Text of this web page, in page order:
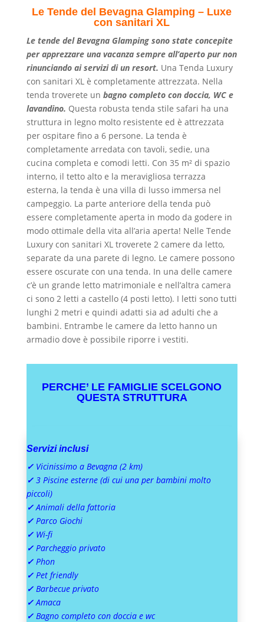
Le Tende del Bevagna Glamping – Luxe
con sanitari XL
Le tende del Bevagna Glamping sono state concepite
per apprezzare una vacanza sempre all’aperto pur non
rinunciando ai servizi di un resort. Una Tenda Luxury
con sanitari XL è completamente attrezzata. Nella
tenda troverete un bagno completo con doccia, WC e
lavandino. Questa robusta tenda stile safari ha una
struttura in legno molto resistente ed è attrezzata
per ospitare fino a 6 persone. La tenda è
completamente arredata con tavoli, sedie, una
cucina completa e comodi letti. Con 35 m² di spazio
interno, il tetto alto e la meravigliosa terrazza
esterna, la tenda è una villa di lusso immersa nel
campeggio. La parte anteriore della tenda può
essere completamente aperta in modo da godere in
modo ottimale della vita all’aria aperta! Nelle Tende
Luxury con sanitari XL troverete 2 camere da letto,
separate da una parete di legno. Le camere possono
essere oscurate con una tenda. In una delle camere
c’è un grande letto matrimoniale e nell’altra camera
ci sono 2 letti a castello (4 posti letto). I letti sono tutti
lunghi 2 metri e quindi adatti sia ad adulti che a
bambini. Entrambe le camere da letto hanno un
armadio dove è possibile riporre i vestiti.
PERCHE’ LE FAMIGLIE SCELGONO
QUESTA STRUTTURA
Servizi inclusi
✓Vicinissimo a Bevagna (2 km)
✓ 3 Piscine esterne (di cui una per bambini molto
piccoli)
✓Animali della fattoria
✓ Parco Giochi
✓ Wi-fi
✓ Parcheggio privato
✓ Phon
✓ Pet friendly
✓ Barbecue privato
✓Amaca
✓ Bagno completo con doccia e wc